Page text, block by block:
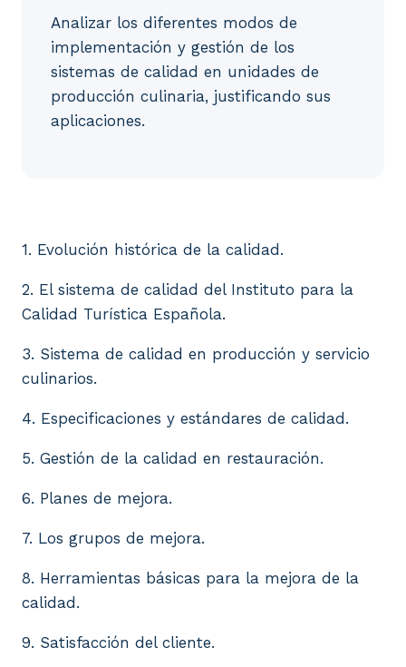
Analizar los diferentes modos de
implementación y gestión de los
sistemas de calidad en unidades de
producción culinaria, justificando sus
aplicaciones.
1. Evolución histórica de la calidad.
2. El sistema de calidad del Instituto para la
Calidad Turística Española.
3. Sistema de calidad en producción y servicio
culinarios.
4. Especificaciones y estándares de calidad.
5. Gestión de la calidad en restauración.
6. Planes de mejora.
7. Los grupos de mejora.
8. Herramientas básicas para la mejora de la
calidad.
9. Satisfacción del cliente.